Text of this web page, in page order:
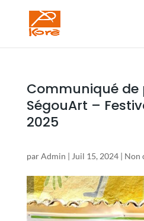
Communiqué de
SégouArt –
2025
parAdmin | Juil 15, 2024| Non